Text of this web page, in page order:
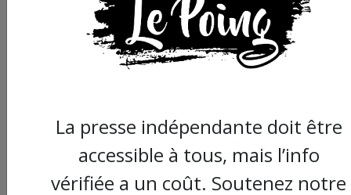
La presse indépendante doit être
accessible à tous, mais l’info
vérifiée a un coût. Soutenez notre